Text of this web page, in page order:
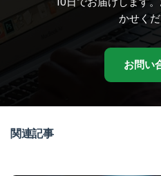
かせくだ
お問い
関連記事